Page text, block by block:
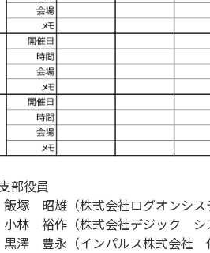
部役員
塚 昭雄（株式会社ログオンシス
林 裕作（株式会社デジック シ
黒澤 豊永（インパルス株式会社